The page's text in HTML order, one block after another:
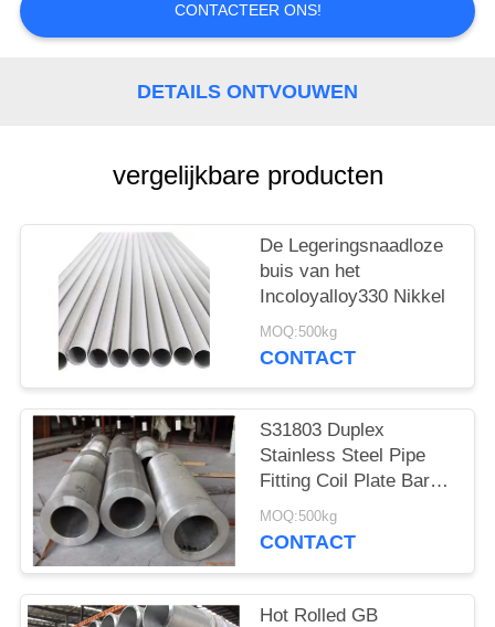
SITEMAP
CONTACTEER ONS!
DETAILS ONTVOUWEN
vergelijkbare producten
De Legeringsnaadloze
buis van het
Incoloyalloy330 Nikkel
MOQ:500kg
CONTACT
S31803 Duplex
Stainless Steel Pipe
Fitting Coil Plate Bar
Flange Square Tube
Round Bar Hollow
MOQ:500kg
CONTACT
Hot Rolled GB